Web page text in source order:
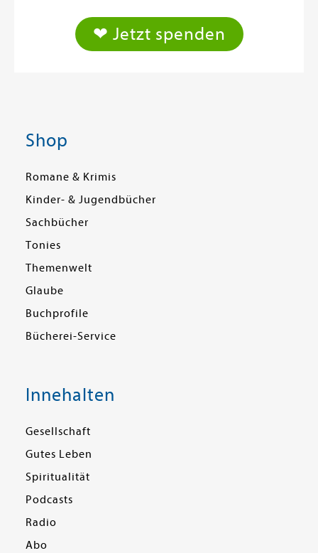
❤ Jetzt spenden
Shop
Romane & Krimis
Kinder- & Jugendbücher
Sachbücher
Tonies
Themenwelt
Glaube
Buchprofile
Bücherei-Service
Innehalten
Gesellschaft
Gutes Leben
Spiritualität
Podcasts
Radio
Abo